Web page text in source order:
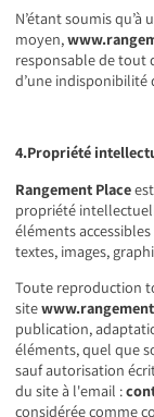
N’étant soumis
moyen,
responsable de tout
d’une indisponibilité
4.Propriété
Rangement Place
propriété
éléments
textes, images,
Toute reproduction
site
publication,
éléments, quel que
sauf autorisation
du site à l'email :
considérée comme